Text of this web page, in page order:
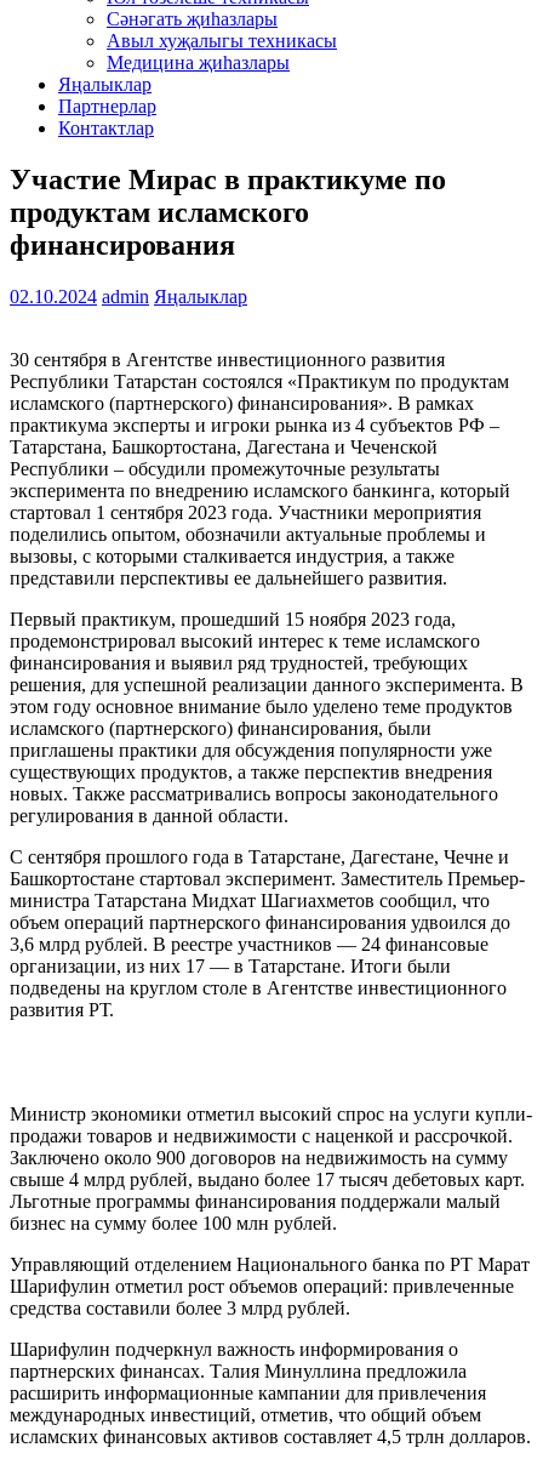
Сәнәгать җиһазлары
Авыл хуҗалыгы техникасы
Медицина җиһазлары
Яңалыклар
Партнерлар
Контактлар
Участие Мирас в практикуме по
продуктам исламского
финансирования
02.10.2024 admin Яңалыклар
30 сентября в Агентстве инвестиционного развития
Республики Татарстан состоялся «Практикум по продуктам
исламского (партнерского) финансирования». В рамках
практикума эксперты и игроки рынка из 4 субъектов РФ –
Татарстана, Башкортостана, Дагестана и Чеченской
Республики – обсудили промежуточные результаты
эксперимента по внедрению исламского банкинга, который
стартовал 1 сентября 2023 года. Участники мероприятия
поделились опытом, обозначили актуальные проблемы и
вызовы, с которыми сталкивается индустрия, а также
представили перспективы ее дальнейшего развития.
Первый практикум, прошедший 15 ноября 2023 года,
продемонстрировал высокий интерес к теме исламского
финансирования и выявил ряд трудностей, требующих
решения, для успешной реализации данного эксперимента. В
этом году основное внимание было уделено теме продуктов
исламского (партнерского) финансирования, были
приглашены практики для обсуждения популярности уже
существующих продуктов, а также перспектив внедрения
новых. Также рассматривались вопросы законодательного
регулирования в данной области.
С сентября прошлого года в Татарстане, Дагестане, Чечне и
Башкортостане стартовал эксперимент. Заместитель Премьер-
министра Татарстана Мидхат Шагиахметов сообщил, что
объем операций партнерского финансирования удвоился до
3,6 млрд рублей. В реестре участников — 24 финансовые
организации, из них 17 — в Татарстане. Итоги были
подведены на круглом столе в Агентстве инвестиционного
развития РТ.
Министр экономики отметил высокий спрос на услуги купли-
продажи товаров и недвижимости с наценкой и рассрочкой.
Заключено около 900 договоров на недвижимость на сумму
свыше 4 млрд рублей, выдано более 17 тысяч дебетовых карт.
Льготные программы финансирования поддержали малый
бизнес на сумму более 100 млн рублей.
Управляющий отделением Национального банка по РТ Марат
Шарифулин отметил рост объемов операций: привлеченные
средства составили более 3 млрд рублей.
Шарифулин подчеркнул важность информирования о
партнерских финансах. Талия Минуллина предложила
расширить информационные кампании для привлечения
международных инвестиций, отметив, что общий объем
исламских финансовых активов составляет 4,5 трлн долларов.